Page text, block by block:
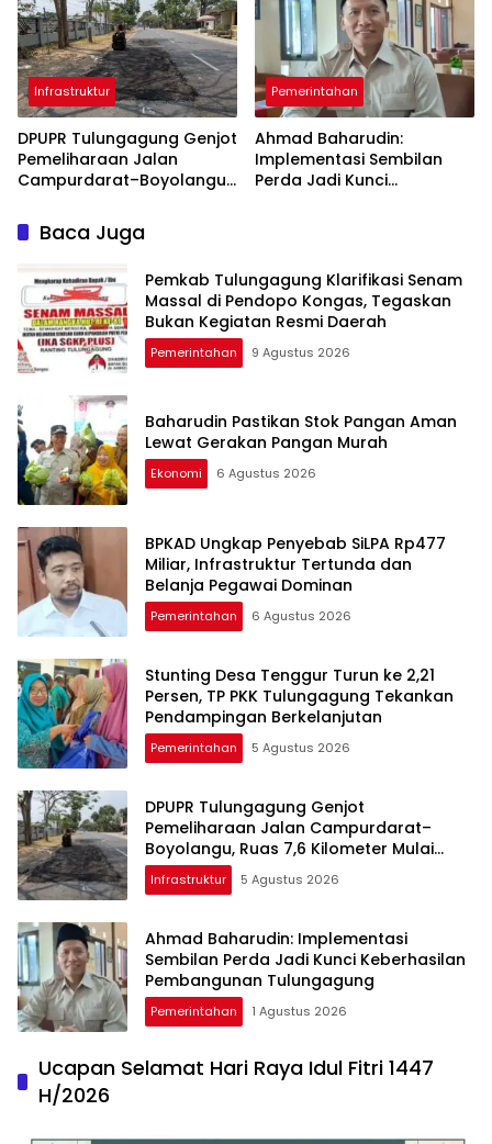
Infrastruktur
DPUPR Tulungagung Genjot
Pemeliharaan Jalan
Campurdarat–Boyolangu,
Diperbaiki
Pemerintahan
Ahmad Baharudin:
Implementasi Sembilan
Perda Jadi Kunci
Baca Juga
Pemkab Tulungagung Klarifikasi Senam
Massal di Pendopo Kongas, Tegaskan
Bukan Kegiatan Resmi Daerah
Pemerintahan 9 Agustus 2026
Baharudin Pastikan Stok Pangan Aman
Lewat Gerakan Pangan Murah
Ekonomi 6 Agustus 2026
BPKAD Ungkap Penyebab SiLPA Rp477
Miliar, Infrastruktur Tertunda dan
Belanja Pegawai Dominan
Pemerintahan 6 Agustus 2026
Stunting Desa Tenggur Turun ke 2,21
Persen, TP PKK Tulungagung Tekankan
Pendampingan Berkelanjutan
Pemerintahan 5 Agustus 2026
DPUPR Tulungagung Genjot
Pemeliharaan Jalan Campurdarat–
Boyolangu, Ruas 7,6 Kilometer Mulai
Diperbaiki
Infrastruktur 5 Agustus 2026
Ahmad Baharudin: Implementasi
Sembilan Perda Jadi Kunci Keberhasilan
Pembangunan Tulungagung
Pemerintahan 1 Agustus 2026
Ucapan Selamat Hari Raya Idul Fitri 1447
H/2026